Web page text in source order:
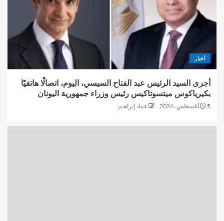
أخبار
أجرى السيد الرئيس عبد الفتاح السيسي، اليوم، اتصالًا هاتفيًا
بكيرياكوس ميتسوتاكيس رئيس وزراء جمهورية اليونان
5 أغسطس، 2026 عماد إبراهيم